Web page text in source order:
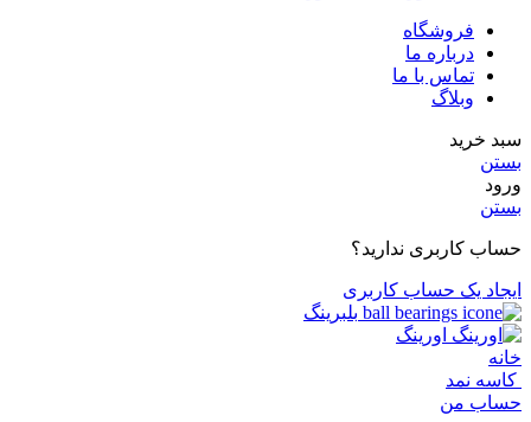
فروشگاه
درباره ما
تماس با ما
وبلاگ
سبد خرید
بستن
ورود
بستن
حساب کاربری ندارید؟
ایجاد یک حساب کاربری
بلبرینگ
اورینگ
خانه
کاسه نمد
حساب من